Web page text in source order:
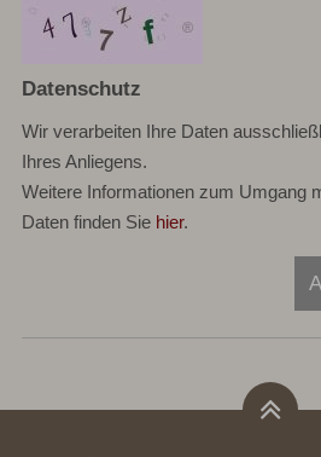
Datenschutz
Wir verarbeiten Ihre Daten
Ihres Anliegens.
Weitere Informationen zum Umgang
Daten finden Sie hier.